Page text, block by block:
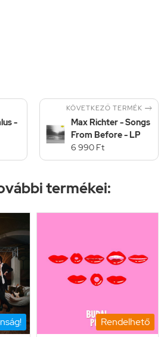
-
KÖVETKEZŐ TERMÉK 
Max Richter - Songs
From Before - LP
6 990 Ft
termékei:
Rendelhető